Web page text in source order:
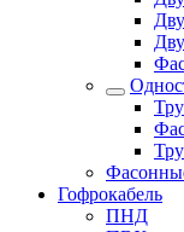
Гофрокабель
ПНД